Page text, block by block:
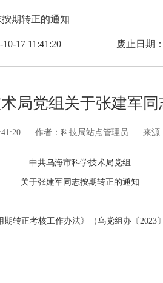
期转正的通知
10-17 11:41:20 废止日期：
局党组关于张建军
作者：科技局站点管理员 来源
中共乌海市科学技术局党组
关于张建军 同志按期转正的通知
期转正考核工作办法》（乌党组办 〔 2023 〕